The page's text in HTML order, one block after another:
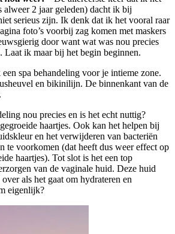
alweer 2 jaar geleden) dacht ik bij
serieus zijn. Ik denk dat ik het vooral raar
foto’s voorbij zag komen met maskers
door want wat was nou precies
Laat ik maar bij het begin beginnen.
spa behandeling voor je intieme zone.
en bikinilijn. De binnenkant van de
nou precies en is het echt nuttig?
haartjes. Ook kan het helpen bij
en het verwijderen van bacteriën
te voorkomen (dat heeft dus weer effect op
haartjes). Tot slot is het een top
van de vaginale huid. Deze huid
als het gaat om hydrateren en
eigenlijk?